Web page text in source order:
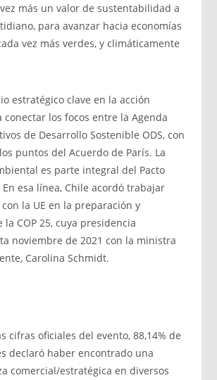
más un valor de sustentabilidad a
para avanzar hacia economías
vez más verdes, y climáticamente
estratégico clave en la acción
conectar los focos entre la Agenda
de Desarrollo Sostenible ODS, con
puntos del Acuerdo de París. La
es parte integral del Pacto
En esa línea, Chile acordó trabajar
la UE en la preparación y
COP 25, cuya presidencia
noviembre de 2021 con la ministra
Carolina Schmidt.
cifras oficiales del evento, 88,14% de
declaró haber encontrado una
comercial/estratégica en diversos